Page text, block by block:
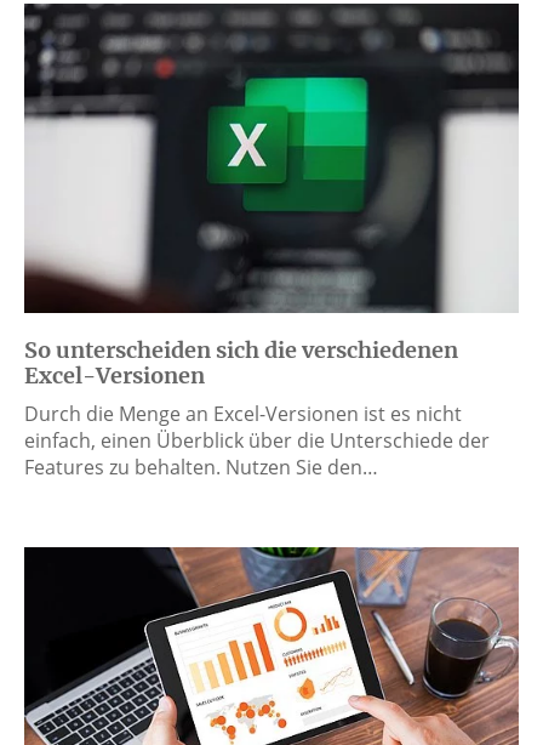
So unterscheiden sich die verschiedenen
Excel-Versionen
Durch die Menge an Excel-Versionen ist es nicht
einfach, einen Überblick über die Unterschiede der
Features zu behalten. Nutzen Sie den…